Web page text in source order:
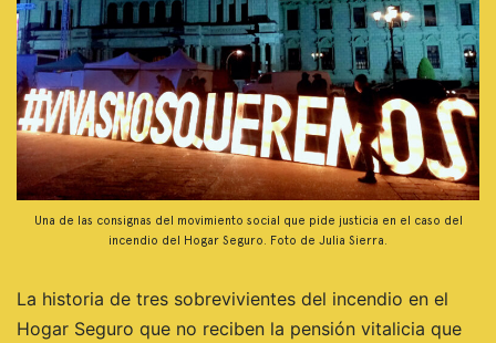
Una de las consignas del movimiento social que pide justicia en el caso del
incendio del Hogar Seguro. Foto de Julia Sierra.
La historia de tres sobrevivientes del incendio en el
Hogar Seguro que no reciben la pensión vitalicia que